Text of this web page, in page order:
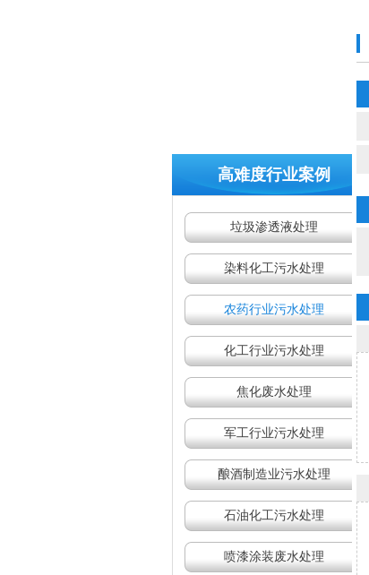
高难度行业案例
垃圾渗透液处理
染料化工污水处理
农药行业污水处理
化工行业污水处理
焦化废水处理
军工行业污水处理
酿酒制造业污水处理
石油化工污水处理
喷漆涂装废水处理